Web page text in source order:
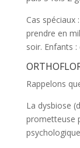
Cas spéciaux
prendre en
soir. Enfants
Rappelons
La dysbiose
prometteuse